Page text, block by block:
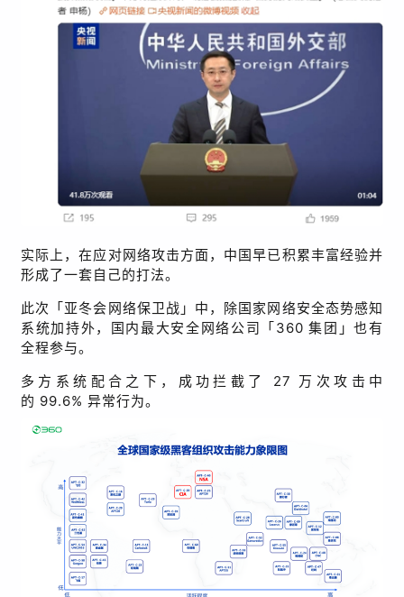
实际上，在应对网络攻击方面，中国早已积累丰富经验并
形成了一套自己的打法。
此次「亚冬会网络保卫战」中，除国家网络安全态势感知
系统加持外，国内最大安全网络公司「 360集团」也有
全程参与。
多方系统配合之下，成功拦截了 27 万次攻击中
的 99.6% 异常行为。